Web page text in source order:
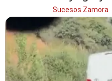
Sucesos Zamora